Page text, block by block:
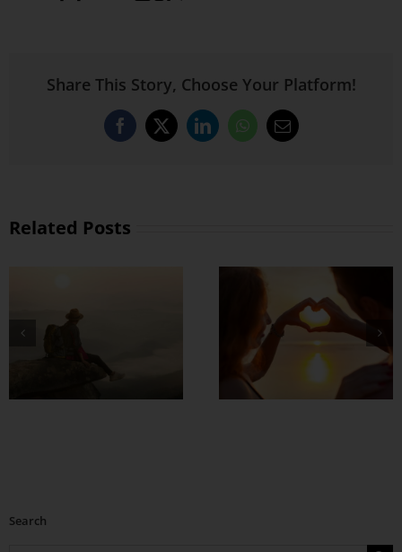
Share This Story, Choose Your Platform!
Facebook
X LinkedInWhatsApp
Email
Related Posts
အချစ်တွေ ပိုတိုးလာ
Search